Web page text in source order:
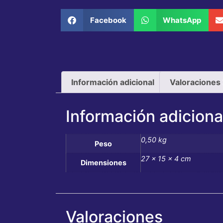
Facebook WhatsApp
Información adicional Valoraciones
Información
Peso 0,50 kg
Dimensiones 27 × 15 × 4 cm
Valoraciones